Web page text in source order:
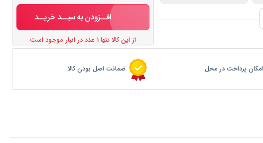
افــزودن به سبــد خریــد
از این کالا تنها 1 عدد در انبار موجود است
امکان پرداخت در محل ضمانت اصل بودن کالا